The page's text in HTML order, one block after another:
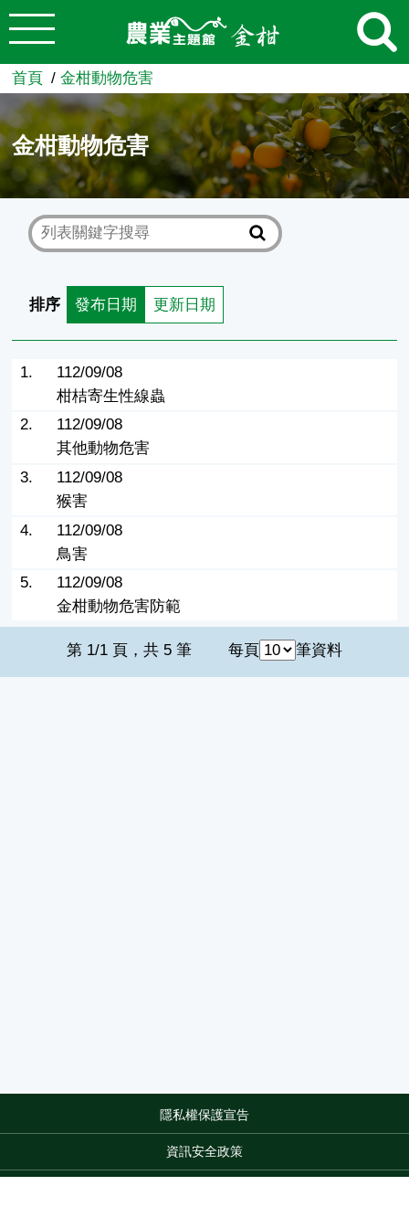
跳到主要內容
農業知識入口網
首頁 金柑動物危害
金柑動物危害
排序 發布日期 更新日期
1.
112/09/08
柑桔寄生性線蟲
2.
112/09/08
其他動物危害
3.
112/09/08
猴害
4.
112/09/08
鳥害
5.
112/09/08
金柑動物危害防範
第 1/1 頁，共 5 筆 每頁 筆資料
隱私權保護宣告
資訊安全政策